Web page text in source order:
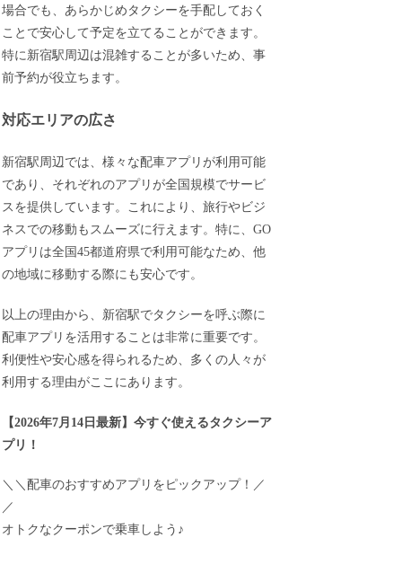
場合でも、あらかじめタクシーを手配しておく
ことで安心して予定を立てることができます。
特に新宿駅周辺は混雑することが多いため、事
前予約が役立ちます。
対応エリアの広さ
新宿駅周辺では、様々な配車アプリが利用可能
であり、それぞれのアプリが全国規模でサービ
スを提供しています。これにより、旅行やビジ
ネスでの移動もスムーズに行えます。特に、GO
アプリは全国45都道府県で利用可能なため、他
の地域に移動する際にも安心です。
以上の理由から、新宿駅でタクシーを呼ぶ際に
配車アプリを活用することは非常に重要です。
利便性や安心感を得られるため、多くの人々が
利用する理由がここにあります。
【2026年7月14日最新】今すぐ使えるタクシーア
プリ！
＼＼配車のおすすめアプリをピックアップ！／
／
オトクなクーポンで乗車しよう♪